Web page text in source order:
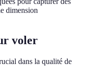
dimension
voler
dans la qualité de